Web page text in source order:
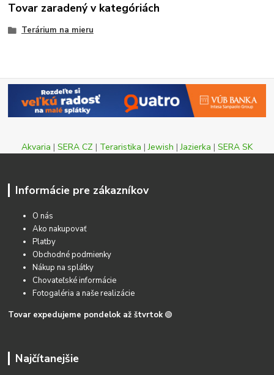
Tovar zaradený v kategóriách
Terárium na mieru
Akvaria | SERA CZ | Teraristika |Jewish |Jazierka | SERA SK
Informácie pre zákazníkov
O nás
Ako nakupovať
Platby
Obchodné podmienky
Nákup na splátky
Chovateľské informácie
Fotogaléria a naše realizácie
Tovar expedujeme pondelok až štvrtok 🟢
Najčítanejšie